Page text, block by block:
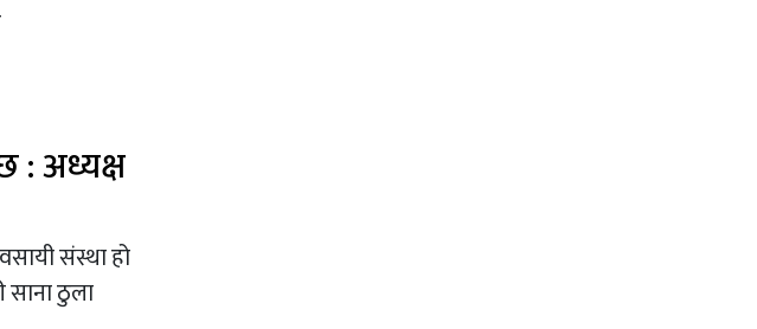
: अध्यक्ष
संस्था हो
ठुला